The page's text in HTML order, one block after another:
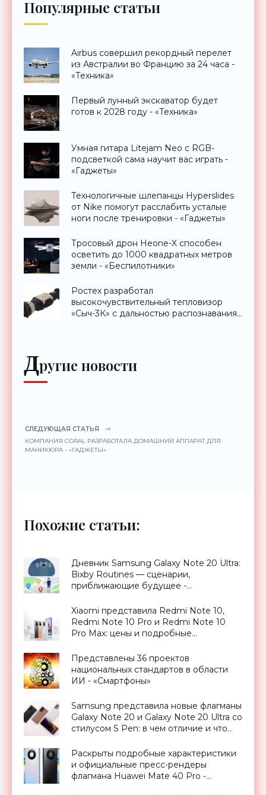
Популярные статьи
Airbus совершил рекордный перелет
из Австралии во Францию за 24 часа -
«Техника»
Первый лунный экскаватор будет
готов к 2028 году - «Техника»
Умная гитара Litejam Neo с RGB-
подсветкой сама научит вас играть -
«Гаджеты»
Технологичные шлепанцы Hyperslides
от Nike помогут расслабить усталые
ноги после тренировки - «Гаджеты»
Тросовый дрон Heone-X способен
осветить до 1000 квадратных метров
земли - «Беспилотники»
Ростех разработал
высокочувствительный тепловизор
«Сыч-3К» с дальностью распознавания
Другие новости
СЛЕДУЮЩАЯ СТАТЬЯ
КОМПАНИЯ CORAL РАЗРАБОТАЛА ДОМАШНИЙ АППАРАТ ДЛЯ
МАНИКЮРА - «ГАДЖЕТЫ»
Похожие статьи:
Дневник Samsung Galaxy Note 20 Ultra:
Bixby Routines — сценарии,
приближающие будущее -
Xiaomi представила Redmi Note 10,
Redmi Note 10 Pro и Redmi Note 10
Pro Max: цены и подробные
«Смартфоны»
Представлены 36 проектов
национальных стандартов в области
ИИ - «Смартфоны»
Samsung представила новые флагманы
Galaxy Note 20 и Galaxy Note 20 Ultra со
стилусом S Pen: в чем отличие и что
Раскрыты подробные характеристики
и официальные пресс-рендеры
флагмана Huawei Mate 40 Pro -